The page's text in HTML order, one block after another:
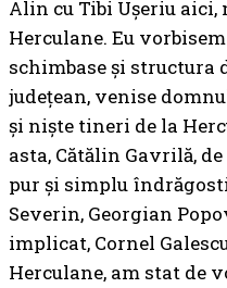
Alin cu Tibi Ușeriu
Herculane. Eu
schimbase și structura
județean, venise
și niște tineri de la
asta, Cătălin Gavrilă,
pur și simplu
Severin, Georgian
implicat, Cornel
Herculane, am stat de